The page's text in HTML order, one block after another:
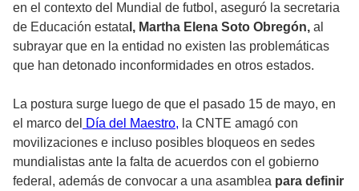
en el contexto del Mundial de futbol, aseguró la secretaria
de Educación estata l, Martha Elena Soto Obregón, al
subrayar que en la entidad no existen las problemáticas
que han detonado inconformidades en otros estados.
La postura surge luego de que el pasado 15 de mayo, en
el marco del Día del Maestro, la CNTE amagó con
movilizaciones e incluso posibles bloqueos en sedes
mundialistas ante la falta de acuerdos con el gobierno
federal, además de convocar a una asamblea para definir